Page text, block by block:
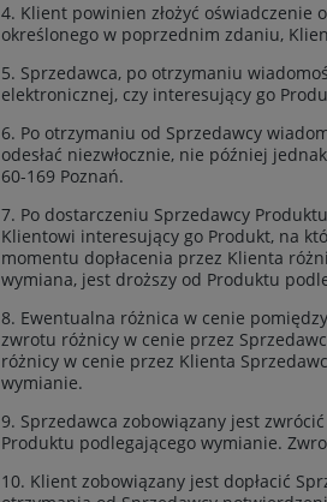
4. Klient powinien złożyć
określonego w poprzednim zdaniu,
5. Sprzedawca, po otrzymaniu
elektronicznej, czy interesujący go
6. Po otrzymaniu od Sprzedawcy
odesłać niezwłocznie, nie później
60-169 Poznań.
7. Po dostarczeniu Sprzedawcy
Klientowi interesujący go Produkt, na
momentu dopłacenia przez Klienta
wymiana, jest droższy od Produktu
8. Ewentualna różnica w cenie
zwrotu różnicy w cenie przez
różnicy w cenie przez Klienta
wymianie.
9. Sprzedawca zobowiązany jest
Produktu podlegającego wymianie.
10. Klient zobowiązany jest dopłacić